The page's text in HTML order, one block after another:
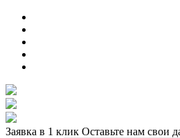
Заявка в 1 клик Оставьте нам свои